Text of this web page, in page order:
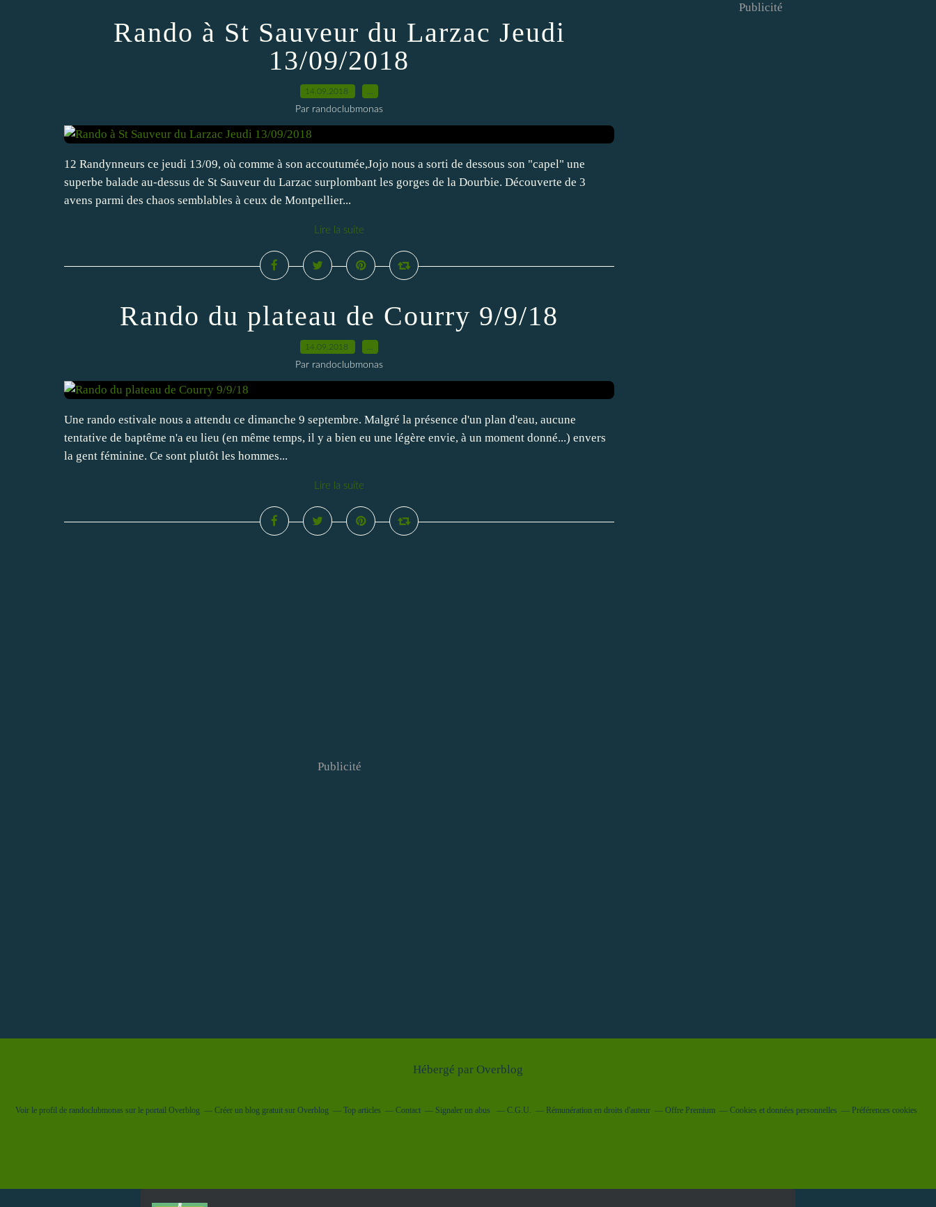
Rando à St Sauveur du Larzac Jeudi
13/09/2018
14.09.2018
Par randoclubmonas
12 Randynneurs ce jeudi 13/09, où comme à son accoutumée,Jojo nous a sorti de dessous son "capel" une
superbe balade au-dessus de St Sauveur du Larzac surplombant les gorges de la Dourbie. Découverte de 3
avens parmi des chaos semblables à ceux de Montpellier...
Lire la suite
Rando du plateau de Courry 9/9/18
14.09.2018
Par randoclubmonas
Une rando estivale nous a attendu ce dimanche 9 septembre. Malgré la présence d'un plan d'eau, aucune
tentative de baptême n'a eu lieu (en même temps, il y a bien eu une légère envie, à un moment donné...) envers
la gent féminine. Ce sont plutôt les hommes...
Lire la suite
Publicité
Publicité
Hébergé par Overblog
Voir le profil de randoclubmonas sur le portail Overblog Créer un blog gratuit sur Overblog Top articles Contact Signaler un abus C.G.U. Rémunération en droits d'auteur Offre Premium Cookies et données personnelles Préférences cookies